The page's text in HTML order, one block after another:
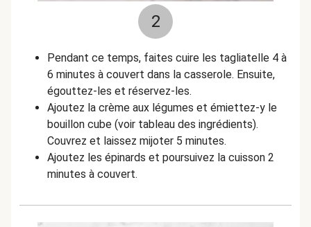
2
Pendant ce temps, faites cuire les tagliatelle 4 à
6 minutes à couvert dans la casserole. Ensuite,
égouttez-les et réservez-les.
Ajoutez la crème aux légumes et émiettez-y le
bouillon cube (voir tableau des ingrédients).
Couvrez et laissez mijoter 5 minutes.
Ajoutez les épinards et poursuivez la cuisson 2
minutes à couvert.